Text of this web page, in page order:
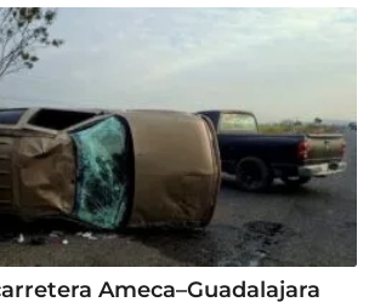
Ameca–Guadalajara